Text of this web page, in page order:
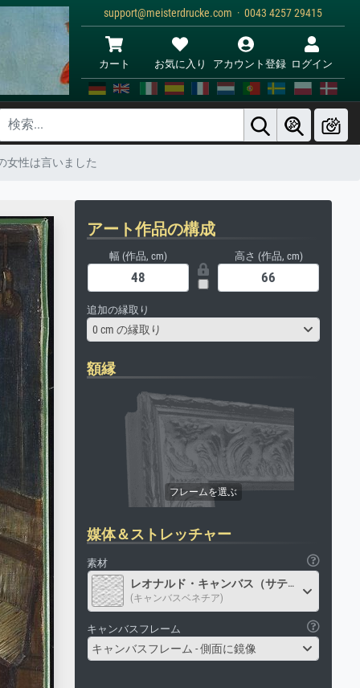
support@meisterdrucke.com · 0043 4257 29415
カート お気に入り アカウント登録 ログイン
女性は言いました
アート作品の構成
幅 (作品, cm) 高さ (作品, cm)
追加の縁取り
0 cm の縁取り
額縁
媒体＆ストレッチャー
素材
レオナルド・キャンバス（サテン）
(キャンバスベネチア)
キャンバスフレーム
キャンバスフレーム - 側面に鏡像